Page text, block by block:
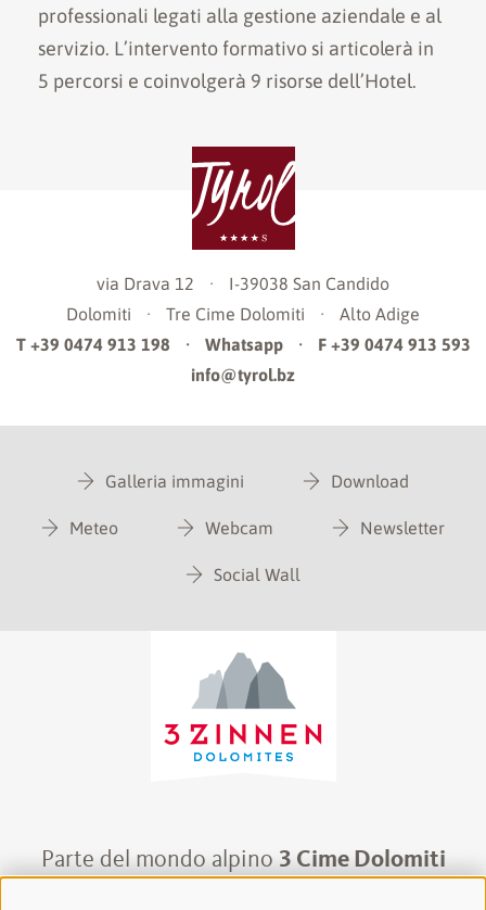
professionali legati alla gestione aziendale e al
servizio. L’intervento formativo si articolerà in
5 percorsi e coinvolgerà 9 risorse dell’Hotel.
via Drava 12 · I-39038 San Candido
Dolomiti
· Tre Cime Dolomiti ·
Alto Adige
T +39 0474 913 198
· Whatsapp ·
F +39 0474 913 593
info@tyrol.bz
Galleria immagini Download
Meteo Webcam Newsletter
Social Wall
Parte del mondo alpino 3 Cime Dolomiti